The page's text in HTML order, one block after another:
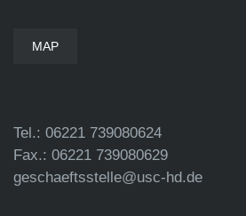
MAP
Tel.: 06221 739080624
Fax.: 06221 739080629
geschaeftsstelle@usc-hd.de